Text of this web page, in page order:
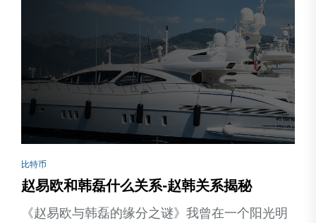
比特币
赵易欧和韩磊什么关系-赵韩关系揭秘
《赵易欧与韩磊的缘分之谜》我曾在一个阳光明